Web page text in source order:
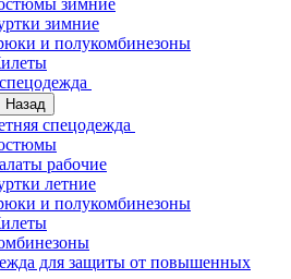
зимние
зимние
и полукомбинезоны
Назад
спецодежда
рабочие
летние
и полукомбинезоны
для защиты от повышенных